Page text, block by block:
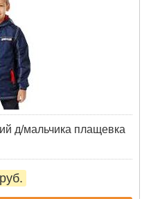
д/мальчика плащевка